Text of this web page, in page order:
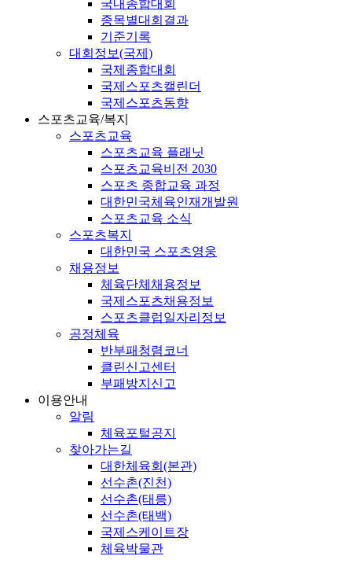
국내종합대회
종목별대회결과
기준기록
대회정보(국제)
국제종합대회
국제스포츠캘린더
국제스포츠동향
스포츠교육/복지
스포츠교육
스포츠교육 플래닛
스포츠교육비전 2030
스포츠 종합교육 과정
대한민국체육인재개발원
스포츠교육 소식
스포츠복지
대한민국 스포츠영웅
채용정보
체육단체채용정보
국제스포츠채용정보
스포츠클럽일자리정보
공정체육
반부패청렴코너
클린신고센터
부패방지신고
이용안내
알림
체육포털공지
찾아가는길
대한체육회(본관)
선수촌(진천)
선수촌(태릉)
선수촌(태백)
국제스케이트장
체육박물관